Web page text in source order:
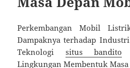
Perkembangan Mobil
Dampaknya terhadap
Teknologi situs bandito
Lingkungan Membentuk